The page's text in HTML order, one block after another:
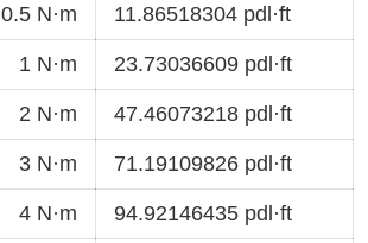
0.5 N·m 11.86518304 pdl·ft
1 N·m 23.73036609 pdl·ft
2 N·m 47.46073218 pdl·ft
3 N·m 71.19109826 pdl·ft
4 N·m 94.92146435 pdl·ft